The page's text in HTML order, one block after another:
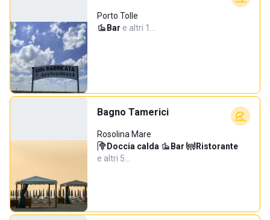
Porto Tolle
Bar·e altri 1…
Bagno Tamerici
Rosolina Mare
Doccia calda· Bar· Ristorante·
e altri 5…